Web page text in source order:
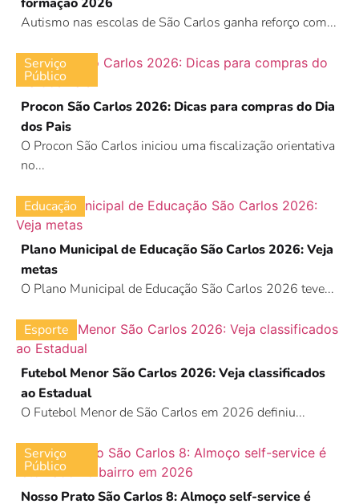
Autismo nas escolas de São Carlos ganha reforço com...
Serviço
Público
Procon São Carlos 2026: Dicas para compras do Dia
dos Pais
O Procon São Carlos iniciou uma fiscalização orientativa
no...
Educação
Plano Municipal de Educação São Carlos 2026: Veja
metas
O Plano Municipal de Educação São Carlos 2026 teve...
Esporte
Futebol Menor São Carlos 2026: Veja classificados
ao Estadual
O Futebol Menor de São Carlos em 2026 definiu...
Serviço
Público
Nosso Prato São Carlos 8: Almoço self-service é